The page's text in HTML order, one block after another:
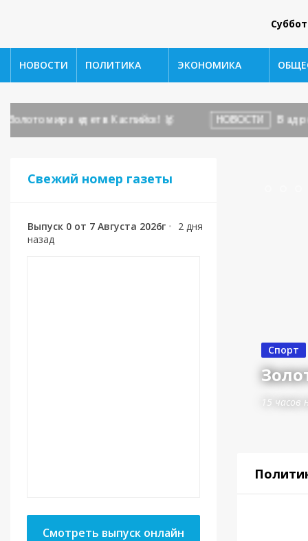
НОВОСТИ ПОЛИТИКА ЭКОНОМИКА
мира едет в Каспийск! 🥇 НОВОСТИ В адрес
Свежий номер газеты
Выпуск 0 от 7 Августа 2026г • 2 дня
назад
Смотреть выпуск онлайн
Спорт
15 часов